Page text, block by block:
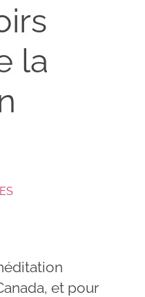
la
et pour